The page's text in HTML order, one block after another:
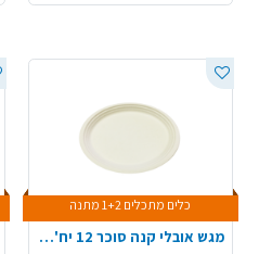
כלים מתכלים 1+2 מתנה
מגש אובלי קנה סוכר 12 יח'- קטן